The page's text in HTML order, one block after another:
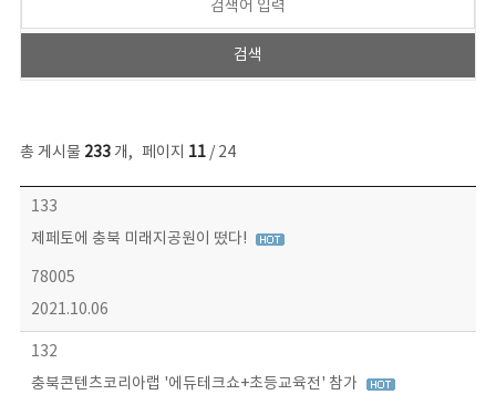
총 게시물 233개, 페이지 11/ 24
보도자료 목록 - 번호, 제목, 작성자, 파일, 조회수, 작성일 정보 제공
133
제페토에 충북 미래지공원이 떴다!
78005
2021.10.06
132
충북콘텐츠코리아랩 '에듀테크쇼+초등교육전' 참가